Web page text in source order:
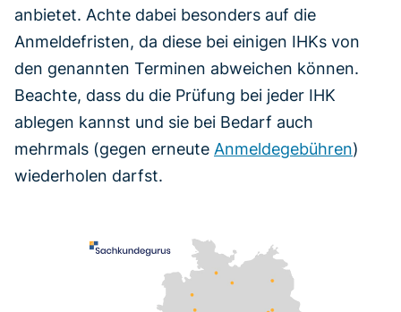
anbietet. Achte dabei besonders auf die
Anmeldefristen, da diese bei einigen IHKs von
den genannten Terminen abweichen können.
Beachte, dass du die Prüfung bei jeder IHK
ablegen kannst und sie bei Bedarf auch
mehrmals (gegen erneute Anmeldegebühren)
wiederholen darfst.